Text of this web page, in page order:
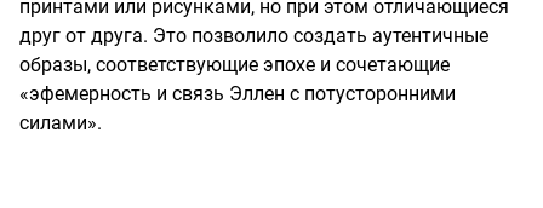
принтами или рисунками, но при этом отличающиеся
друг от друга. Это позволило создать аутентичные
образы, соответствующие эпохе и сочетающие
«эфемерность и связь Эллен с потусторонними
силами».